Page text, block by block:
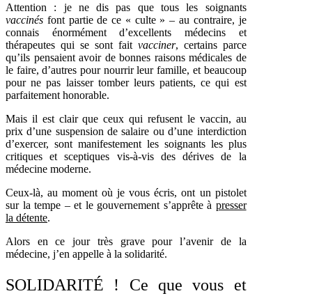
Attention : je ne dis pas que tous les soignants
vaccinés font partie de ce « culte » – au contraire, je
connais énormément d’excellents médecins et
thérapeutes qui se sont fait vacciner, certains parce
qu’ils pensaient avoir de bonnes raisons médicales de
le faire, d’autres pour nourrir leur famille, et beaucoup
pour ne pas laisser tomber leurs patients, ce qui est
parfaitement honorable.
Mais il est clair que ceux qui refusent le vaccin, au
prix d’une suspension de salaire ou d’une interdiction
d’exercer, sont manifestement les soignants les plus
critiques et sceptiques vis-à-vis des dérives de la
médecine moderne.
Ceux-là, au moment où je vous écris, ont un pistolet
sur la tempe – et le gouvernement s’apprête à presser
la détente.
Alors en ce jour très grave pour l’avenir de la
médecine, j’en appelle à la solidarité.
SOLIDARITÉ ! Ce que vous et